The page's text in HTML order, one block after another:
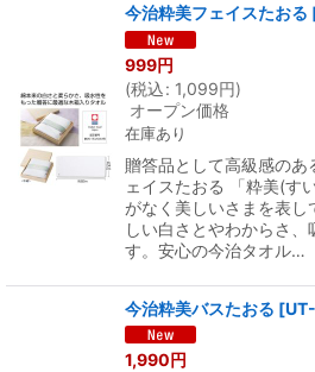
今治粋美フェイスたおる
999円
(税込: 1,099円)
オープン価格
在庫あり
贈答品として高級感のあ
ェイスたおる 「粋美(す
がなく美しいさまを表し
しい白さとやわからさ、
す。安心の今治タオル…
今治粋美バスたおる [
1,990円